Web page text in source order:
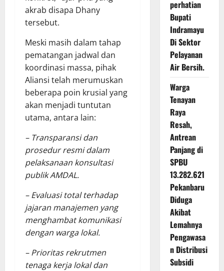
akrab disapa Dhany
tersebut.
Meski masih dalam tahap
pematangan jadwal dan
koordinasi massa, pihak
Aliansi telah merumuskan
beberapa poin krusial yang
akan menjadi tuntutan
utama, antara lain:
– Transparansi dan
prosedur resmi dalam
pelaksanaan konsultasi
publik AMDAL.
– Evaluasi total terhadap
jajaran manajemen yang
menghambat komunikasi
dengan warga lokal.
– Prioritas rekrutmen
tenaga kerja lokal dan
perhatian
Bupati
Indramayu
Di Sektor
Pelayanan
Air Bersih.
Warga
Tenayan
Raya
Resah,
Antrean
Panjang di
SPBU
13.282.621
Pekanbaru
Diduga
Akibat
Lemahnya
Pengawasa
n Distribusi
Subsidi